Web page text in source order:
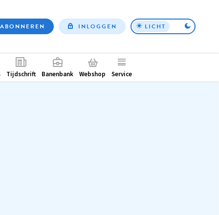
Top
ABONNEREN INLOGGEN LICHT
Tijdschrift Banenbank Webshop Service